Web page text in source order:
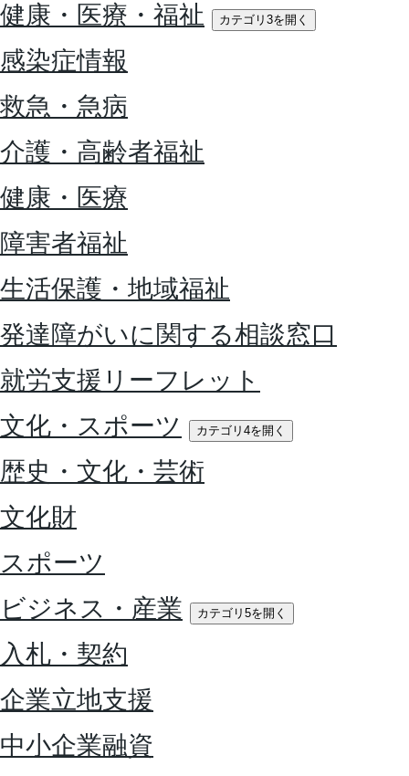
健康・医療・福祉
カテゴリ3を開く
感染症情報
救急・急病
介護・高齢者福祉
健康・医療
障害者福祉
生活保護・地域福祉
発達障がいに関する相談窓口
就労支援リーフレット
文化・スポーツ
カテゴリ4を開く
歴史・文化・芸術
文化財
スポーツ
ビジネス・産業
カテゴリ5を開く
入札・契約
企業立地支援
中小企業融資